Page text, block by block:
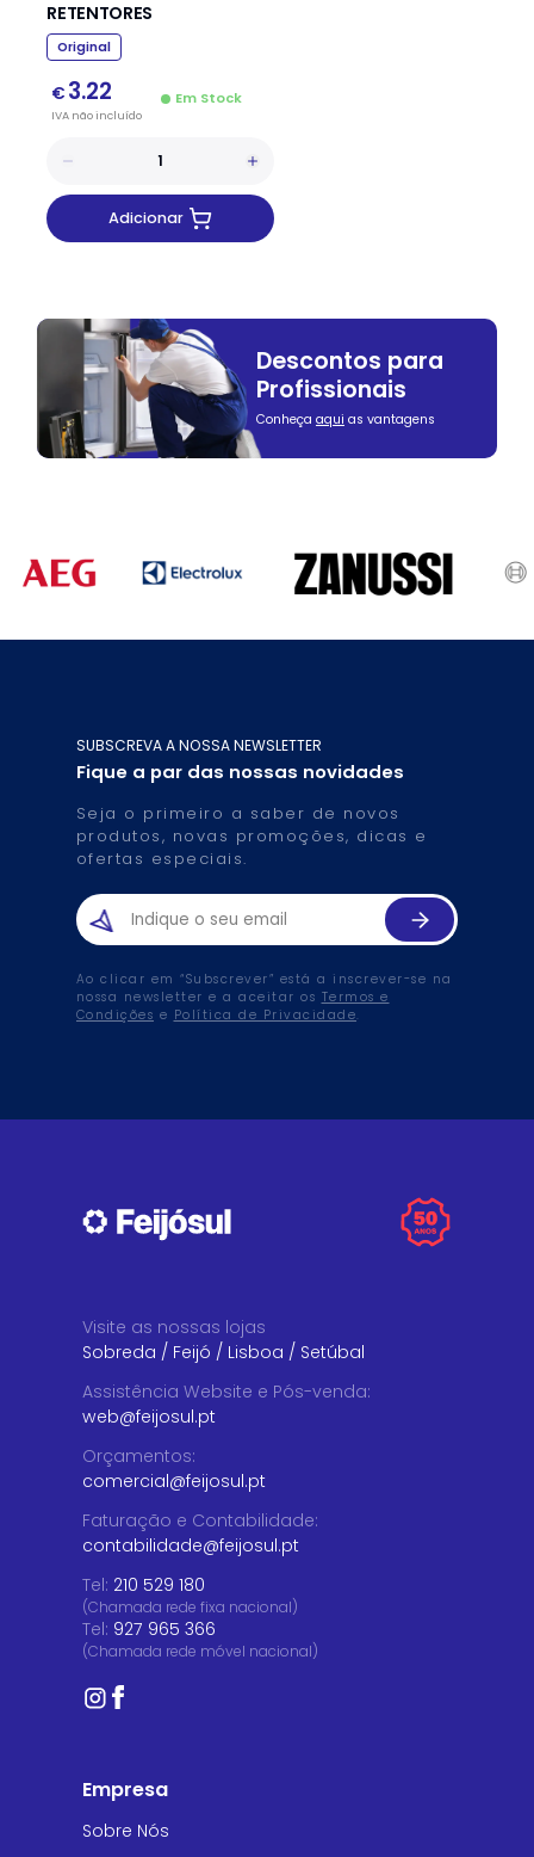
RETENTORES
Original
€ 3.22
IVA nãoincluído
Em Stock
Adicionar
Descontos para
Profissionais
Conheça aqui as vantagens
SUBSCREVA A NOSSA NEWSLETTER
Fique a par das nossas novidades
Seja o primeiro a saber de novos
produtos, novas promoções, dicas e
ofertas especiais.
Ao clicar em “Subscrever” está a inscrever-se na
nossa newsletter e a aceitar os Termos e
Condições e Política de Privacidade.
Visite as nossas lojas
Sobreda / Feijó / Lisboa / Setúbal
Assistência Website e Pós-venda:
web@feijosul.pt
Orçamentos:
comercial@feijosul.pt
Faturação e Contabilidade:
contabilidade@feijosul.pt
Tel: 210 529 180
(Chamada rede fixa nacional)
Tel: 927 965 366
(Chamada rede móvel nacional)
Empresa
Sobre Nós